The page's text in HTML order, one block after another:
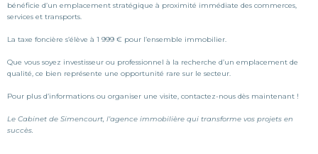
bénéficie d’un emplacement stratégique à proximité immédiate des commerces,
services et transports.
La taxe foncière s’élève à 1 999 € pour l’ensemble immobilier.
Que vous soyez investisseur ou professionnel à la recherche d’un emplacement de
qualité, ce bien représente une opportunité rare sur le secteur.
Pour plus d’informations ou organiser une visite, contactez-nous dès maintenant !
Le Cabinet de Simencourt, l’agence immobilière qui transforme vos projets en
succès.